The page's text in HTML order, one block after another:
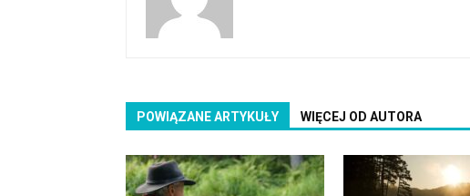
POWIĄZANE ARTYKUŁY WIĘCEJ OD AUTORA